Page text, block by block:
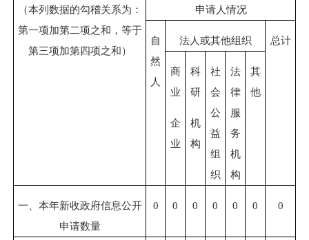
（本列数据的勾稽关系为：
第一项加第二项之和，等于
第三项加第四项之和）
申请人情况
自
然
人
法人或其他组织 总计
商
业
企
业
科
研
机
构
社
会
公
益
组
织
法
律
服
务
机
构
其
他
一、本年新收政府信息公开
申请数量
0 0 0 0 0 0 0